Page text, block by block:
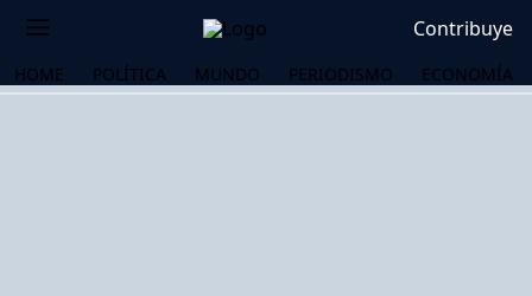
Contribuye
HOME POLÍTICA MUNDO PERIODISMO ECONOMÍA